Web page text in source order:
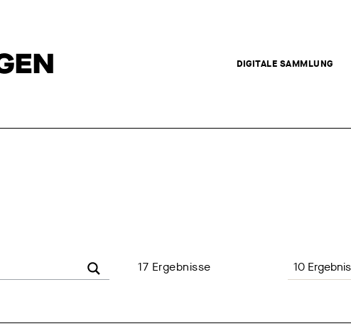
DIGITALE SAMMLUNG
17 Ergebnisse Anzahl der